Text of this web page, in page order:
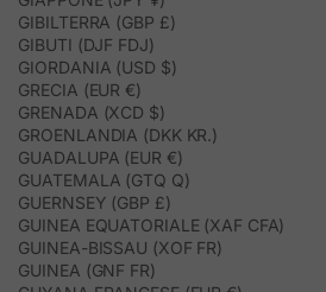
GIBILTERRA (GBP £)
GIBUTI (DJF FDJ)
GIORDANIA (USD $)
GRECIA (EUR €)
GRENADA (XCD $)
GROENLANDIA (DKK KR.)
GUADALUPA (EUR €)
GUATEMALA (GTQ Q)
GUERNSEY (GBP £)
GUINEA EQUATORIALE (XAF CFA)
GUINEA-BISSAU (XOF FR)
GUINEA (GNF FR)